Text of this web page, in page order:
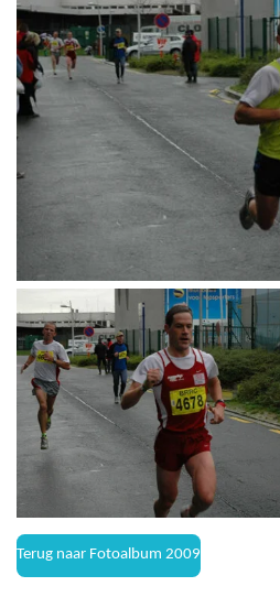
Terug naar Fotoalbum 2009